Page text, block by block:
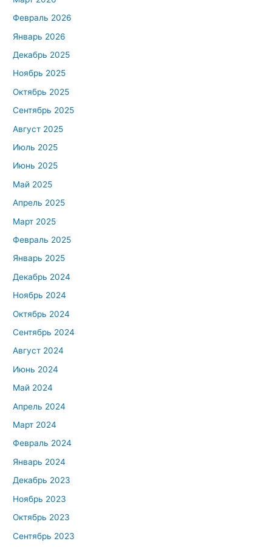
Февраль 2026
Январь 2026
Декабрь 2025
Ноябрь 2025
Октябрь 2025
Сентябрь 2025
Август 2025
Июль 2025
Июнь 2025
Май 2025
Апрель 2025
Март 2025
Февраль 2025
Январь 2025
Декабрь 2024
Ноябрь 2024
Октябрь 2024
Сентябрь 2024
Август 2024
Июнь 2024
Май 2024
Апрель 2024
Март 2024
Февраль 2024
Январь 2024
Декабрь 2023
Ноябрь 2023
Октябрь 2023
Сентябрь 2023